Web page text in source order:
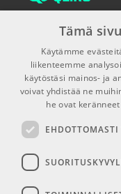
Tämä
Käytämme
liikenteemme
käytöstäsi mainos- ja
voivat yhdistää ne
he ovat